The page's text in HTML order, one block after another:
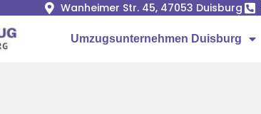
Wanheimer Str. 45, 47053 Duisburg
Umzugsunternehmen Duisburg